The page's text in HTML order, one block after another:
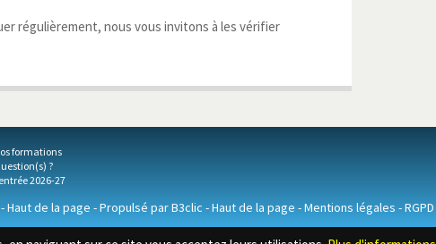
régulièrement, nous vous invitons à les vérifier
formations
?
2026-27
Haut de la page - Propulsé parB3clic -Haut de la page -Mentions légales -RGPD